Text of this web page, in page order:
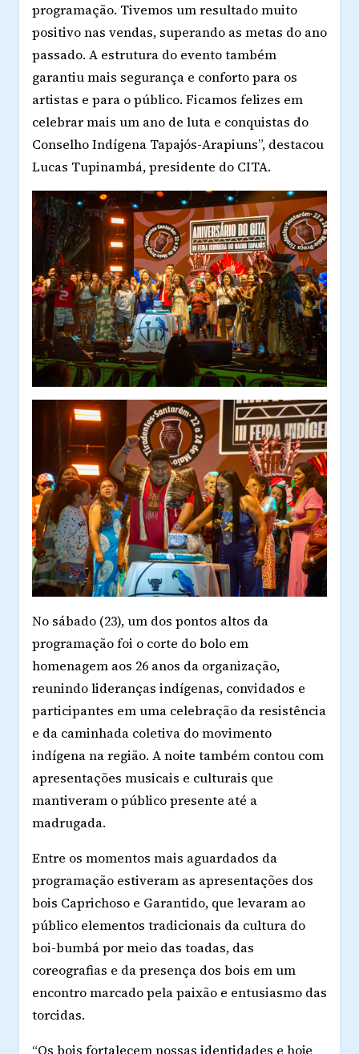
programação. Tivemos um resultado muito
positivo nas vendas, superando as metas do ano
passado. A estrutura do evento também
garantiu mais segurança e conforto para os
artistas e para o público. Ficamos felizes em
celebrar mais um ano de luta e conquistas do
Conselho Indígena Tapajós-Arapiuns”, destacou
Lucas Tupinambá, presidente do CITA.
No sábado (23), um dos pontos altos da
programação foi o corte do bolo em
homenagem aos 26 anos da organização,
reunindo lideranças indígenas, convidados e
participantes em uma celebração da resistência
e da caminhada coletiva do movimento
indígena na região. A noite também contou com
apresentações musicais e culturais que
mantiveram o público presente até a
madrugada.
Entre os momentos mais aguardados da
programação estiveram as apresentações dos
bois Caprichoso e Garantido, que levaram ao
público elementos tradicionais da cultura do
boi-bumbá por meio das toadas, das
coreografias e da presença dos bois em um
encontro marcado pela paixão e entusiasmo das
torcidas.
“Os bois fortalecem nossas identidades e hoje